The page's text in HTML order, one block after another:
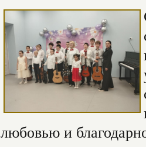
любовью и